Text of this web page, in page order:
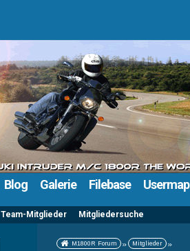
Blog Galerie Filebase Usermap
Team-Mitglieder Mitgliedersuche
M1800R Forum » Mitglieder »